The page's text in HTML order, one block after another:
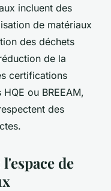
incluent des
de matériaux
des déchets
de la
certifications
ou BREEAM,
des
de